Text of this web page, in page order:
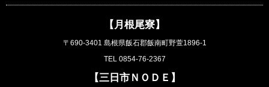
【月根尾寮】
〒690-3401 島根県飯石郡飯南町野萱1896-1
TEL 0854-76-2367
【三日市ＮＯＤＥ】